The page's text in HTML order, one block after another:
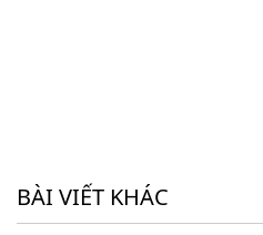
BÀI VIẾT KHÁC